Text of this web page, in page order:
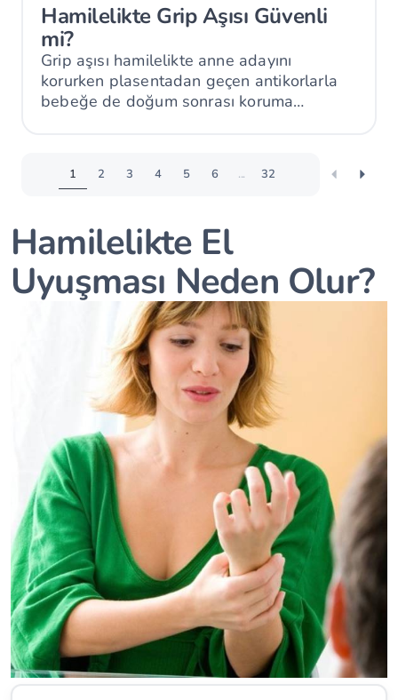
Hamilelikte Grip Aşısı Güvenli
mi?
Grip aşısı hamilelikte anne adayını
korurken plasentadan geçen antikorlarla
bebeğe de doğum sonrası koruma
1 2 3 4 5 6 ... 32
Hamilelikte El
Uyuşması Neden Olur?